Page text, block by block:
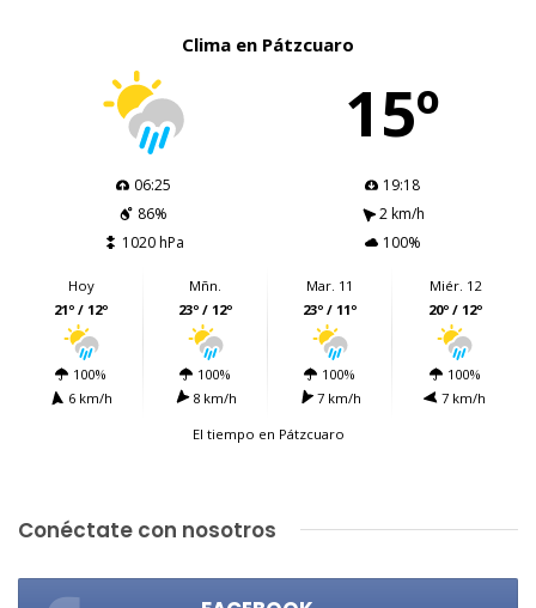
Clima en Pátzcuaro
15º
06:25
19:18
86%
2 km/h
1020 hPa
100%
Hoy
21º / 12º
100%
6 km/h
Mñn.
23º / 12º
100%
8 km/h
Mar. 11
23º / 11º
100%
7 km/h
Miér. 12
20º / 12º
100%
7 km/h
El tiempo en Pátzcuaro
Conéctate con nosotros